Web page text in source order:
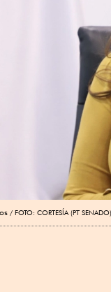
FOTO: CORTESÍA (PT SENADO)